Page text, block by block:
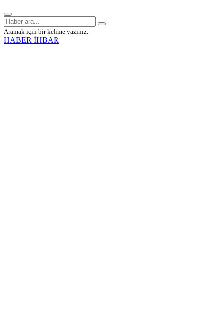
Aramak için bir kelime yazınız.
HABER İHBAR